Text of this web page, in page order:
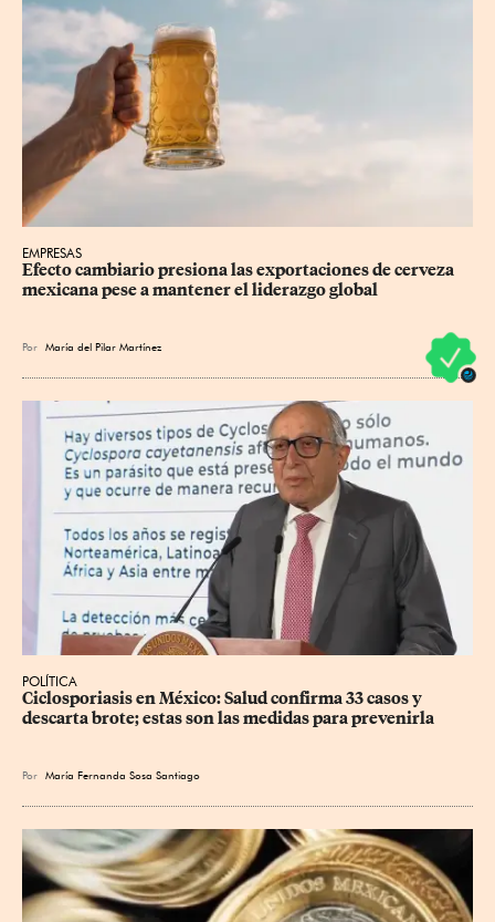
EMPRESAS
Efecto cambiario presiona las exportaciones de cerveza
mexicana pese a mantener el liderazgo global
Por María del Pilar Martínez
POLÍTICA
Ciclosporiasis en México: Salud confirma 33 casos y
descarta brote; estas son las medidas para prevenirla
Por María Fernanda Sosa Santiago